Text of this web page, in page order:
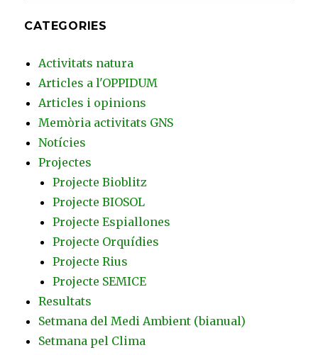
CATEGORIES
Activitats natura
Articles a l'OPPIDUM
Articles i opinions
Memòria activitats GNS
Notícies
Projectes
Projecte Bioblitz
Projecte BIOSOL
Projecte Espiallones
Projecte Orquídies
Projecte Rius
Projecte SEMICE
Resultats
Setmana del Medi Ambient (bianual)
Setmana pel Clima